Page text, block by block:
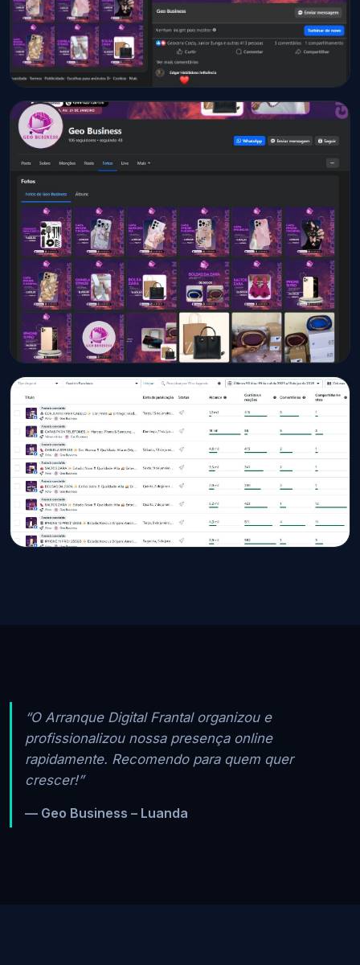
“O Arranque Digital Frantal organizou e
profissionalizou nossa presença online
rapidamente. Recomendo para quem quer
crescer!”
— Geo Business – Luanda